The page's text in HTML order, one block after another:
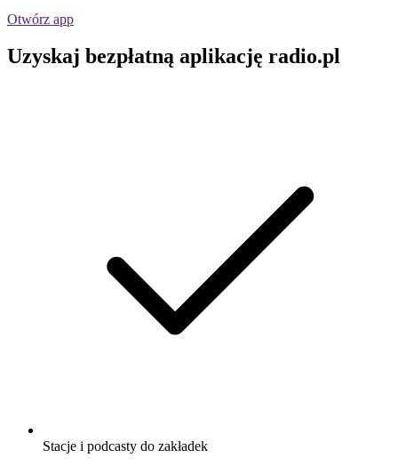
Otwórz app
Uzyskaj bezpłatną aplikację radio.pl
Stacje i podcasty do zakładek